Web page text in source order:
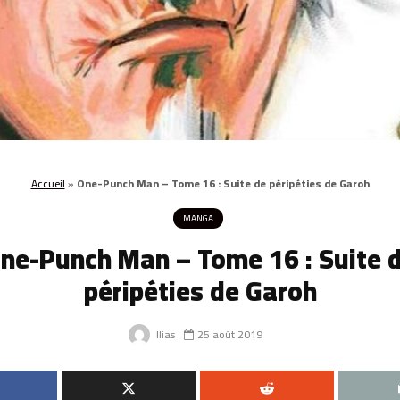
Accueil» One-Punch Man – Tome 16 : Suite de péripéties de Garoh
MANGA
Punch Man – Tome 16 : Suite
péripéties de Garoh
Ilias 25 août 2019